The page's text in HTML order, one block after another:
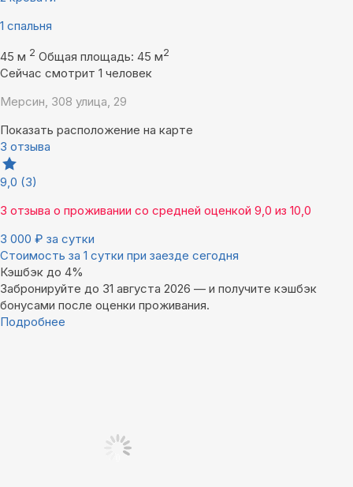
1 спальня
45 м 2 Общая площадь: 45 м2
Сейчас смотрит 1 человек
Мерсин, 308 улица, 29
Показать расположение на карте
3 отзыва
9,0 (3)
3 отзыва о проживании со средней оценкой 9,0 из 10,0
3 000 ₽ за сутки
Стоимость за 1 сутки при заезде сегодня
Кэшбэк до 4%
Забронируйте до 31 августа 2026 — и получите кэшбэк
бонусами после оценки проживания.
Подробнее